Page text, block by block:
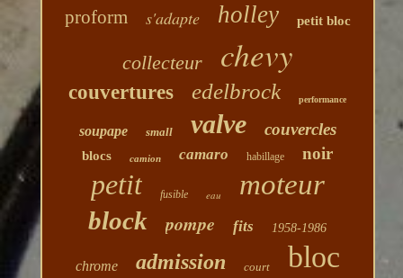
proform s'adapte holley petit bloc
collecteur chevy
couvertures edelbrock performance
soupape small valve couvercles
blocs camion camaro habillage noir
petit fusible eau moteur
block pompe fits 1958-1986
chrome admission court bloc